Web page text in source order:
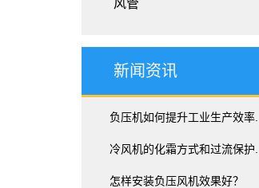
风管
新闻资讯
负压机如何提升工业生产效率...
冷风机的化霜方式和过流保护...
怎样安装负压风机效果好？